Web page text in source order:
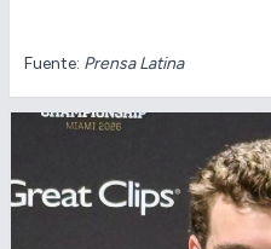
Fuente: Prensa Latina